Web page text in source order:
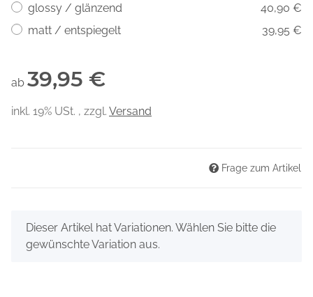
glossy / glänzend
40,90 €
matt / entspiegelt
39,95 €
ab 39,95 €
inkl. 19% USt. , zzgl. Versand
Frage zum Artikel
x
Dieser Artikel hat Variationen. Wählen Sie bitte die
gewünschte Variation aus.